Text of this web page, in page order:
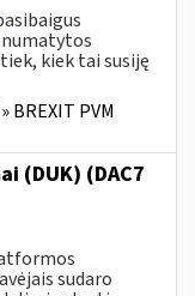
kiek tai susiję
BREXIT PVM
(DUK) (DAC7
sudaro